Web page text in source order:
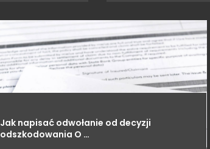
Jak napisać odwołanie od decyzji
odszkodowania O …